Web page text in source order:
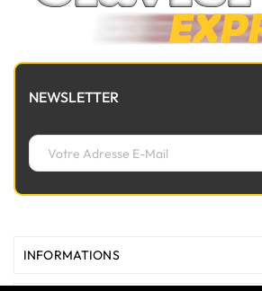
NEWSLETTER
INFORMATIONS